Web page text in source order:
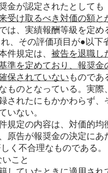
金が認定されたとして
受け取るべき対価の額と
は、実績報酬等級を定め
、その評価項目が●以下
件規定は、 被告を退職し
準を定めており、報奨
保されていない ものであ
ものとなっている。実
されたにもかかわらず
いない。
規定の内容は、対価的均
原告が報奨金の決定に
く不合理なものである。
こと